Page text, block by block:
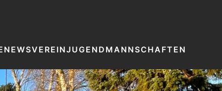
NEWSVEREINJUGEND MANNSCHAFTEN